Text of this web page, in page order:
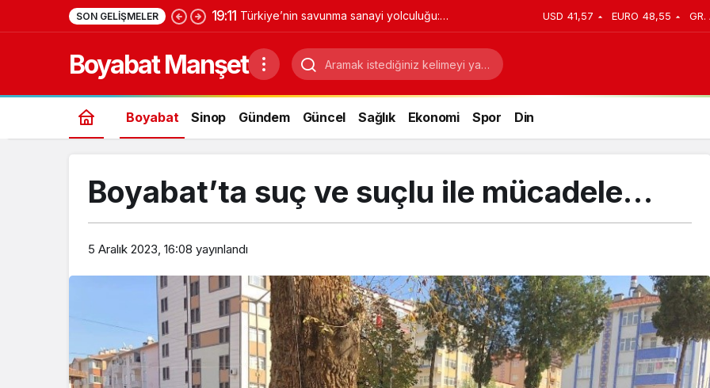
SON GELIŞMELER 19:11 Türkiye’nin savunma sanayi yolculuğu:
Yıldırımhan’a uzanan stratejik dönüşüm
USD 41,57 EURO 48,55 GR.
Boyabat Manşet
Boyabat Sinop Gündem Güncel Sağlık Ekonomi Spor Din
Boyabat’ta suç ve suçlu ile mücadele…
5 Aralık 2023, 16:08 yayınlandı